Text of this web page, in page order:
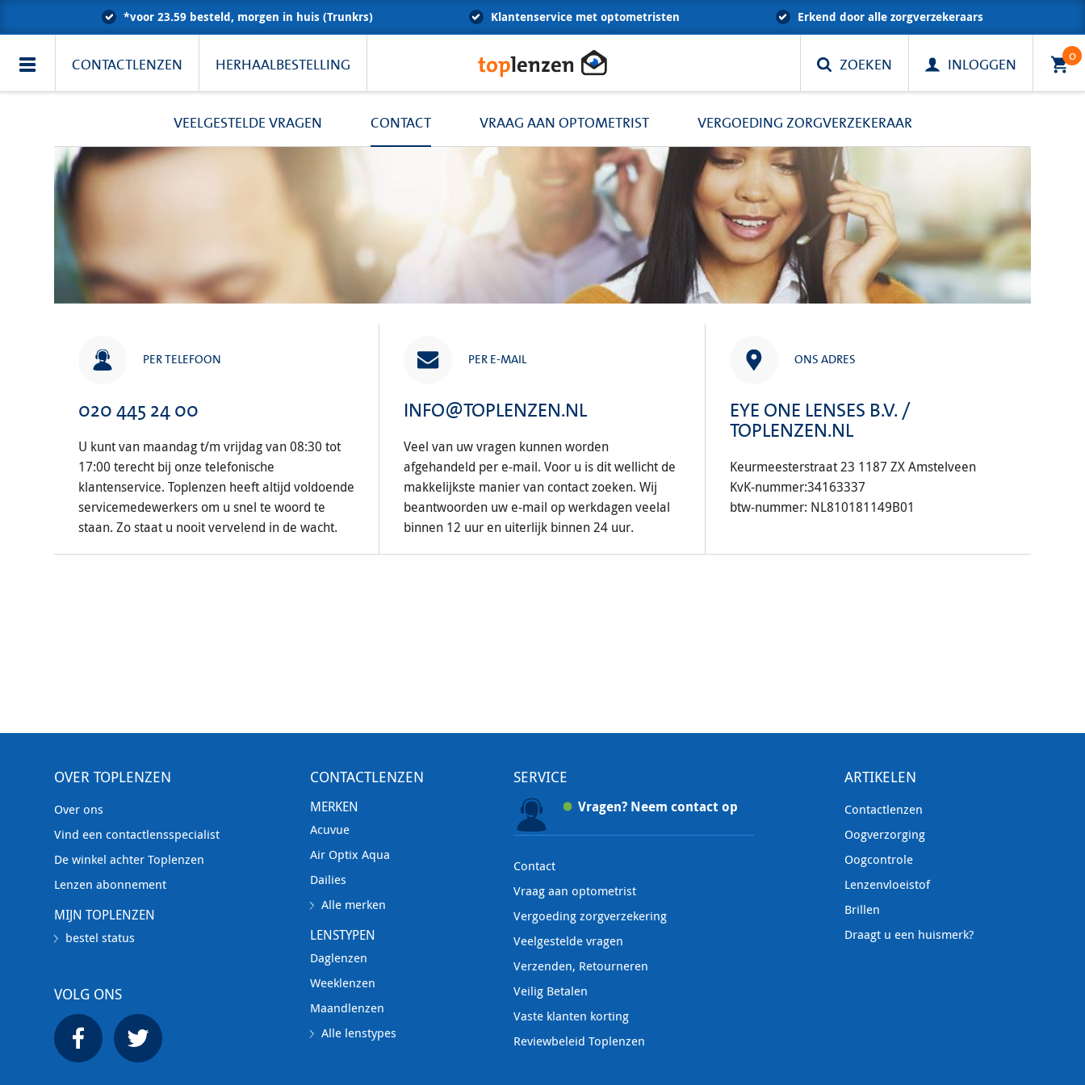
*voor 23.59 besteld, morgen in huis (Trunkrs) Klantenservice met optometristen Erkend door alle zorgverzekeraars
CONTACTLENZEN HERHAALBESTELLING ZOEKEN INLOGGEN 0
VEELGESTELDE VRAGEN CONTACT VRAAG AAN OPTOMETRIST VERGOEDING ZORGVERZEKERAAR
PER TELEFOON
020 445 24 00
U kunt van maandag t/m vrijdag van 08:30 tot
17:00 terecht bij onze telefonische
klantenservice. Toplenzen heeft altijd voldoende
servicemedewerkers om u snel te woord te
staan. Zo staat u nooit vervelend in de wacht.
PER E-MAIL
INFO@TOPLENZEN.NL
Veel van uw vragen kunnen worden
afgehandeld per e-mail. Voor u is dit wellicht de
makkelijkste manier van contact zoeken. Wij
beantwoorden uw e-mail op werkdagen veelal
binnen 12 uur en uiterlijk binnen 24 uur.
ONS ADRES
EYE ONE LENSES B.V. /
TOPLENZEN.NL
Keurmeesterstraat 23 1187 ZX Amstelveen
KvK-nummer:34163337
btw-nummer: NL810181149B01
OVER TOPLENZEN
Over ons
Vind een contactlensspecialist
De winkel achter Toplenzen
Lenzen abonnement
MIJN TOPLENZEN
bestel status
VOLG ONS
CONTACTLENZEN
MERKEN
Acuvue
Air Optix Aqua
Dailies
Alle merken
LENSTYPEN
Daglenzen
Weeklenzen
Maandlenzen
Alle lenstypes
SERVICE
Vragen? Neem contact op
Contact
Vraag aan optometrist
Vergoeding zorgverzekering
Veelgestelde vragen
Verzenden, Retourneren
Veilig Betalen
Vaste klanten korting
Reviewbeleid Toplenzen
ARTIKELEN
Contactlenzen
Oogverzorging
Oogcontrole
Lenzenvloeistof
Brillen
Draagt u een huismerk?